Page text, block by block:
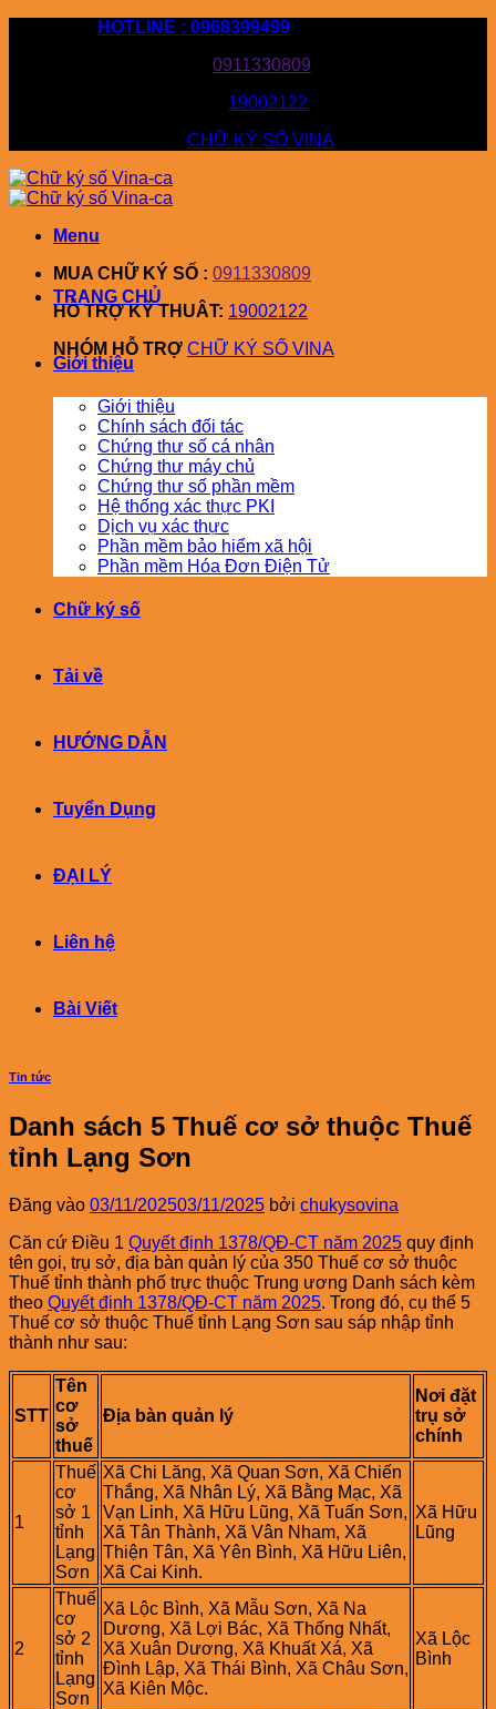
HOTLINE : 0968399499
0911330809
19002122
CHỮ KÝ SỐ VINA
Menu
MUA CHỮ KÝ SỐ : 0911330809
HỖ TRỢ KỸ THUÂT: 19002122
NHÓM HỖ TRỢ CHỮ KÝ SỐ VINA
TRANG CHỦ
Giới thiệu
Giới thiệu
Chính sách đối tác
Chứng thư số cá nhân
Chứng thư máy chủ
Chứng thư số phần mềm
Hệ thống xác thực PKI
Dịch vụ xác thực
Phần mềm bảo hiểm xã hội
Phần mềm Hóa Đơn Điện Tử
Chữ ký số
Tải về
HƯỚNG DẪN
Tuyển Dụng
ĐẠI LÝ
Liên hệ
Bài Viết
Tin tức
Danh sách 5 Thuế cơ sở thuộc Thuế
tỉnh Lạng Sơn
Đăng vào 03/11/202503/11/2025 bởi chukysovina
Căn cứ Điều 1 Quyết định 1378/QĐ-CT năm 2025 quy định
tên gọi, trụ sở, địa bàn quản lý của 350 Thuế cơ sở thuộc
Thuế tỉnh thành phố trực thuộc Trung ương Danh sách kèm
theo Quyết định 1378/QĐ-CT năm 2025. Trong đó, cụ thể 5
Thuế cơ sở thuộc Thuế tỉnh Lạng Sơn sau sáp nhập tỉnh
thành như sau:
STT
Tên‍
cơ‍
sở‍
thuế‍
Địa‍ bàn‍ quản‍ lý
Nơi‍ đặt‍
trụ‍ sở‍
chính
1
Thuế‍
cơ‍
sở‍ 1‍
tỉnh
Lạng
Sơn
Xã Chi Lăng, Xã Quan Sơn, Xã Chiến
Thắng, Xã Nhân Lý, Xã Bằng Mạc, Xã
Vạn Linh, Xã Hữu Lũng, Xã Tuấn Sơn,
Xã Tân Thành, Xã Vân Nham, Xã
Thiện Tân, Xã Yên Bình, Xã Hữu Liên,
Xã Cai Kinh.
Xã Hữu
Lũng
2
Thuế‍
cơ‍
sở‍ 2
tỉnh
Lạng
Sơn
Xã Lộc Bình, Xã Mẫu Sơn, Xã Na
Dương, Xã Lợi Bác, Xã Thống Nhất,
Xã Xuân Dương, Xã Khuất Xá, Xã
Đình Lập, Xã Thái Bình, Xã Châu Sơn,
Xã Kiên Mộc.
Xã Lộc
Bình